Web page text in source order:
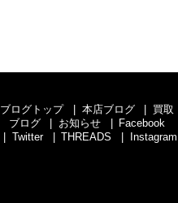
ブログトップ 本店ブログ
買取
ブログ
お知らせ
Facebook
Twitter
THREADS Instagram